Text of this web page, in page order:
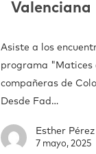
Valenciana
Asiste a los
programa "Matices
compañeras de
Desde Fad…
Esther Pérez
7 mayo, 2025